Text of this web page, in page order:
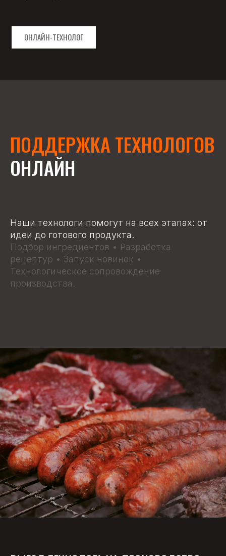
ОНЛАЙН-ТЕХНОЛОГ
ПОДДЕРЖКА ТЕХНОЛОГОВ
ОНЛАЙН
Наши технологи помогут на всех этапах: от
идеи до готового продукта.
Подбор ингредиентов • Разработка
рецептур • Запуск новинок •
Технологическое сопровождение
производства.